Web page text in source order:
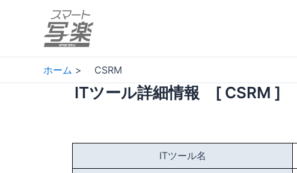
ッ
ホーム CSRM
ITツール詳細情報 [ CSRM ]
ITツール名